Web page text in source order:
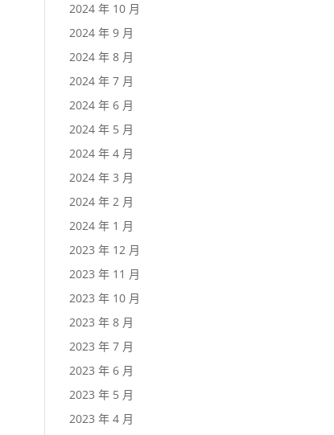
2024 年 10 月
2024 年 9 月
2024 年 8 月
2024 年 7 月
2024 年 6 月
2024 年 5 月
2024 年 4 月
2024 年 3 月
2024 年 2 月
2024 年 1 月
2023 年 12 月
2023 年 11 月
2023 年 10 月
2023 年 8 月
2023 年 7 月
2023 年 6 月
2023 年 5 月
2023 年 4 月